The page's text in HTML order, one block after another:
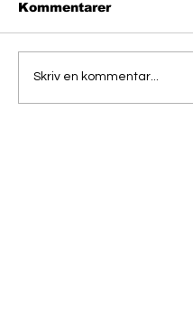
Ny vejledning om
Kommentarer
Skriv en kommentar...